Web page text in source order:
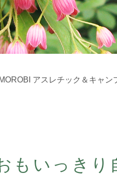
アスレチック＆キャ
もいっきり